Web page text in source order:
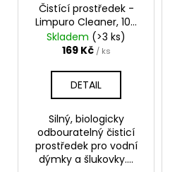
Čistící prostředek -
Limpuro Cleaner, 100
ml
Skladem (>3 ks)
169 Kč / ks
DETAIL
Silný, biologicky
odbouratelný čisticí
prostředek pro vodní
dýmky a šlukovky....